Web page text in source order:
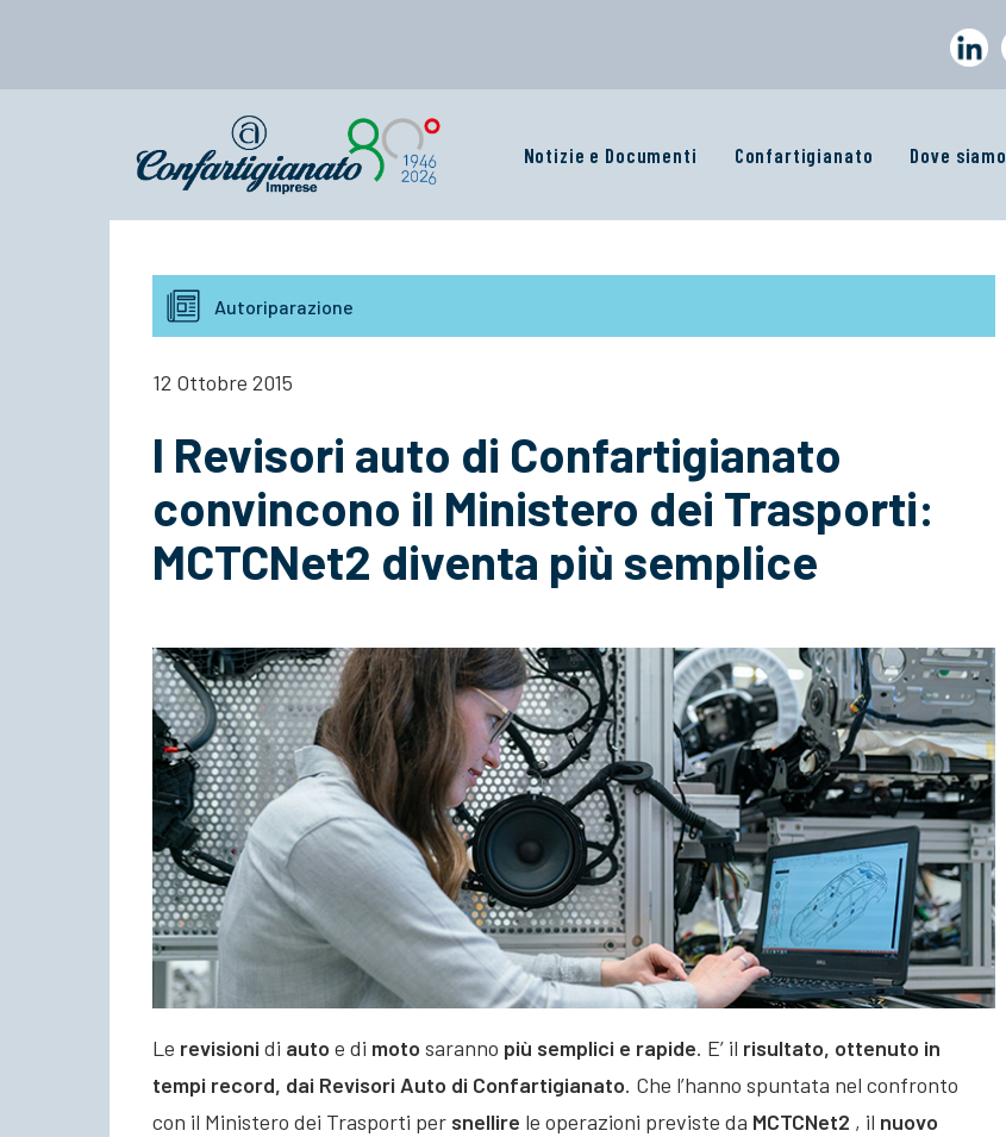
Notizie e Documenti Confartigianato Dove siamo
Autoriparazione
12 Ottobre 2015
I Revisori auto di Confartigianato
convincono il Ministero dei Trasporti:
MCTCNet2 diventa più semplice
Le revisioni di auto e di moto saranno più semplici e rapide. E’ il risultato, ottenuto in
tempi record, dai Revisori Auto di Confartigianato. Che l’hanno spuntata nel confronto
con il Ministero dei Trasporti per snellire le operazioni previste da MCTCNet2 , il nuovo